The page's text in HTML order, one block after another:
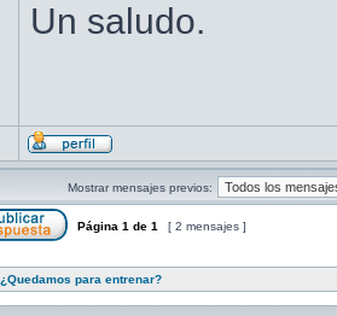
Un saludo.
Mostrar mensajes previos:
Página 1 de 1 [ 2 mensajes ]
¿Quedamos para entrenar?